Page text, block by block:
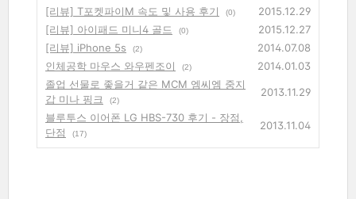
[리뷰] T포켓파이M 속도 및 사용 후기
(0)
2015.12.29
[리뷰] 아이패드 미니4 골드
(0)
2015.12.27
[리뷰] iPhone 5s
(2)
2014.07.08
인체공학 마우스 와우펜조이
(2)
2014.01.03
졸업 선물로 좋을거 같은 MCM 엠씨엠 중지
갑 미나 핑크
(2)
2013.11.29
블루투스 이어폰 LG HBS-730 후기 - 장점,
단점
(17)
2013.11.04